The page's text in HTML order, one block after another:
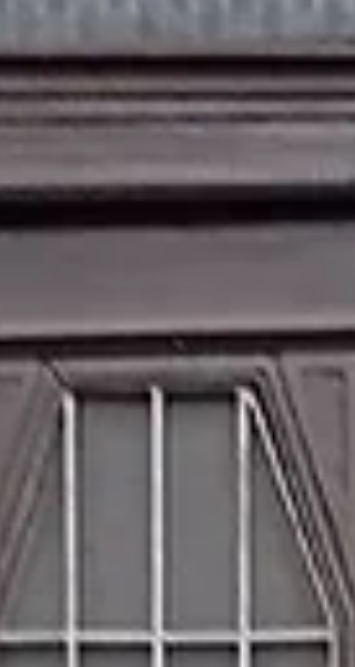
Views from the Capitals“ predstavlja
značajan doprinos savremen